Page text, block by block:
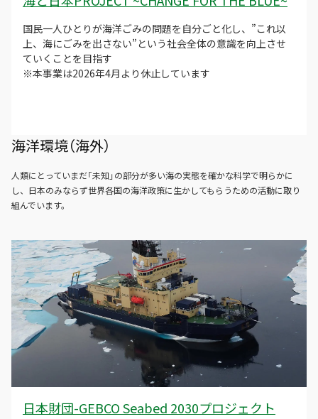
国民一人ひとりが海洋ごみの問題を自分ごと化し、”これ以
上、海にごみを出さない”という社会全体の意識を向上させ
ていくことを目指す
※本事業は2026年4月より休止しています
海洋環境（海外）
人類にとっていまだ「未知」の部分が多い海の実態を確かな科学で明らかに
し、日本のみならず世界各国の海洋政策に生かしてもらうための活動に取り
組んでいます。
日本財団-GEBCO Seabed 2030プロジェクト